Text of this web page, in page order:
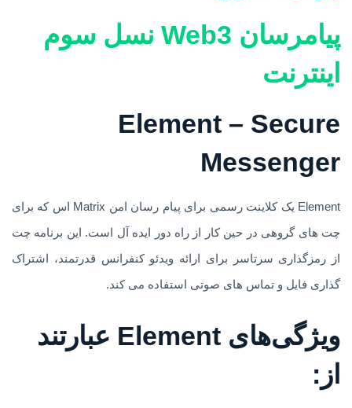
پیامرسان Web3 نسل سوم
اینترنت
Element – Secure
Messenger
Element یک کلاینت رسمی برای پیام رسان امن Matrix اس که برای
چت های گروهی در حین کار از راه دور ایده آل است. این برنامه چت
از رمزگذاری سرتاسر برای ارائه ویدئو کنفرانس قدرتمند، اشتراک
گذاری فایل و تماس های صوتی استفاده می کند.
ویژگی‌های Element عبارتند
از: